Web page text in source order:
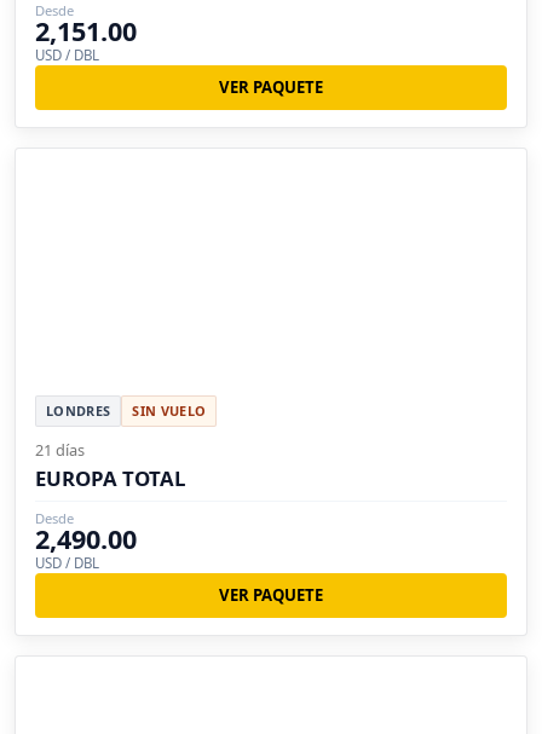
Desde
2,151.00
USD / DBL
VER PAQUETE
LONDRES SIN VUELO
21 días
EUROPA TOTAL
Desde
2,490.00
USD / DBL
VER PAQUETE